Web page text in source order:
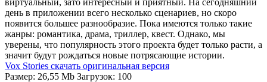
день в приложении всего несколько сценариев, но скоро
появится большее разнообразие. Пока имеются только такие
жанры: романтика, драма, триллер, квест. Однако, мы
уверены, что популярность этого проекта будет только расти, а
значит будут рождаться новые потрясающие истории.
Vox Stories скачать оригинальная версия
Размер: 26,55 Mb Загрузок: 100